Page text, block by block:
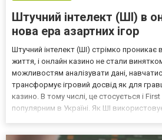
Штучний інтелект (ШІ) в
нова ера азартних ігор
Штучний інтелект (ШІ) стрімко проникає
життя, і онлайн казино не стали
можливостям аналізувати дані,
трансформує ігровий досвід як для
казино. В тому числі, це стосується і
популярним в Україні. Як ШІ